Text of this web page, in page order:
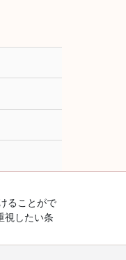
ることがで
視したい条